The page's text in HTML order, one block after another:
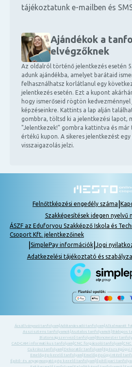
tájékoztatunk e-mailben és
Ajándékok a
elvégzőknek
Az oldalról történő jelentkezés esetén
adunk ajándékba, amelyet barátaid
felhasználhatsz korlátlanul egy
jelentkezés esetén. Ezt a kupont
hogy ismerőseid rögtön
képzéseinkre. Kattints a lap alján
gombbra, töltsd ki a jelentkezési lapot,
"Jelentkezek!" gombra kattintva és már
értékű kupon. A sikeres jelentkezést
visszaigazolás jelzi.
Felnőttképzési engedély száma
Szakképesítések idegen nyelvű
ÁSZF az Eduforyou Szakképző Iskola és
Csoport Kft. jelentkezőinek
SimplePay információk| Jogi
Adatkezelési tájékoztató és
Ácsállványozó tanfolyam| Adótanácsadó tanfolyam| Alkalmazott
Asszisztens tanfolyamok Asztalos tanfolyamok Bádogos
Biztonságszervező tanfolyam| Boncmester
CAD-CAM informatikus tanfolyam| CNC forgácsoló tanfolyam|
Cukrász tanfolyam| Dekoratőr tanfolyam| Egészségügyi
Emelőgép-kezelő tanfolyam Emelőgép-ügyintéző
Építő- és anyagmozgató gép kezelő tanfolyam Építőipari